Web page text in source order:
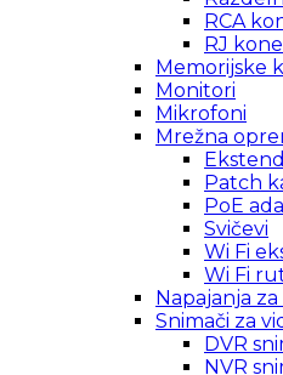
RCA
RJ
Memorijske
Monitori
Mikrofoni
Mrežna
Patch
PoE
Svičevi
Wi Fi
Wi Fi
Napajanja
Snimači za
DVR
NVR